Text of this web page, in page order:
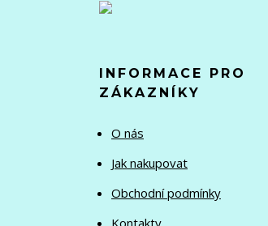
INFORMACE PRO
ZÁKAZNÍKY
O nás
Jak nakupovat
Obchodní podmínky
Kontakty